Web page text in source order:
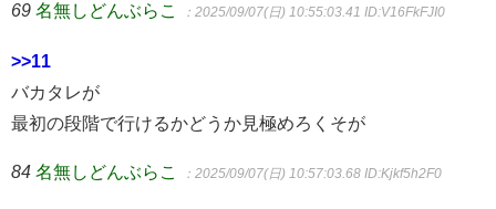
69 名無しどんぶらこ ：2025/09/07(日) 10:55:03.41 ID:V16FkFJI0
>>11
バカタレが
最初の段階で行けるかどうか見極めろくそが
84 名無しどんぶらこ ：2025/09/07(日) 10:57:03.68 ID:Kjkf5h2F0